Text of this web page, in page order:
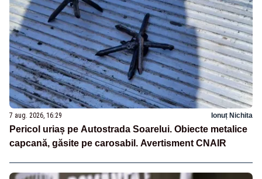
7 aug. 2026, 16:29 Ionuț Nichita
Pericol uriaș pe Autostrada Soarelui. Obiecte metalice
capcană, găsite pe carosabil. Avertisment CNAIR